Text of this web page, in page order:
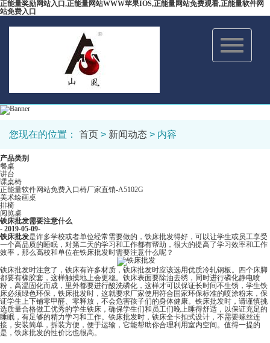
正能量奖励网站入口,正能量网站WWW苹果IOS,正能量网站免费观看,正能量软件网
站免费入口
Toggle
navigation
您现在的位置： 首页 > 新闻动态 > 内容
产品类别
餐桌
讲台
课桌椅
正能量软件网站免费入口椅厂家直销-A5102G
美术绘画桌
排椅
阅览桌
铁床批发需要注意什么
- 2019-05-09-
铁床批发是许多学校或者单位经常需要做的，铁床批发得好，可以让学生或员工享受
一个高品质的睡眠，对第二天的学习和工作都有帮助，很大的提高了学习效率和工作
效率，那么高校和单位在铁床批发时需要注意什么呢？
铁床批发时注意了，铁床有许多材质，铁床批发时应该选用优质冷轧钢板。四个床脚
都要有橡胶套，这样触摸地上会更稳。铁床表面要除油去绣，同时进行磷化静电喷
粉，高温固化而成，里外都要进行酸洗磷化，这样才可以保证长时间不生锈，学生铁
床必须绿色环保，铁床批发时，这就要求厂家使用符合国家环保标准的喷涂粉末，保
证学生上下铺零甲醛、零释放，不会危害孩子们的身体健康。铁床批发时，请谨慎挑
选质量合格做工优秀的学生铁床，确保学生们和员工们晚上睡得舒适，以保证充足的
睡眠，有足够的精力学习和工作。铁床批发时，铁床全卡扣式设计，不需要螺丝连
接，安装简单，拆装方便，便于运输，它能帮助你合理利用室内空间。值得一提的
是，铁床批发的性价比也很高。